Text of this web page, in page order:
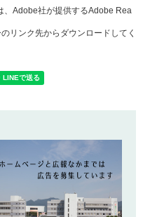
、Adobe社が提供するAdobe Rea
リンク先からダウンロードしてく